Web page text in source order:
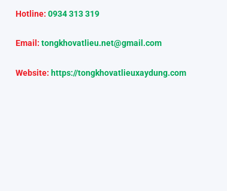
Hotline: 0934 313 319
Email: tongkhovatlieu.net@gmail.com
Website: https://tongkhovatlieuxaydung.com